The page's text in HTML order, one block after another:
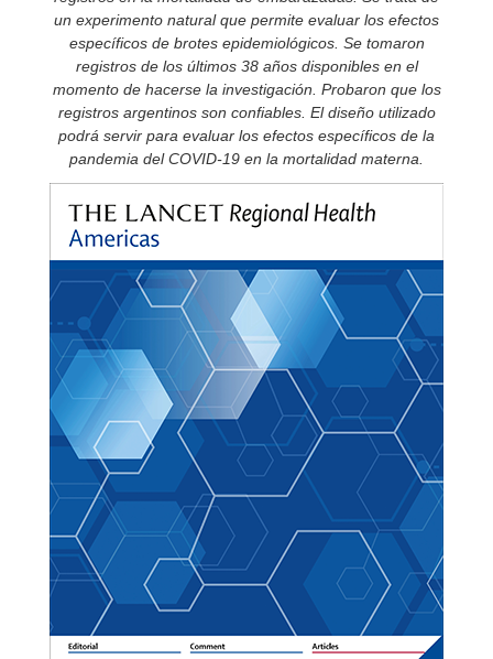
un experimento natural que permite evaluar los efectos
específicos de brotes epidemiológicos. Se tomaron
registros de los últimos 38 años disponibles en el
momento de hacerse la investigación. Probaron que los
registros argentinos son confiables. El diseño utilizado
podrá servir para evaluar los efectos específicos de la
pandemia del COVID-19 en la mortalidad materna.